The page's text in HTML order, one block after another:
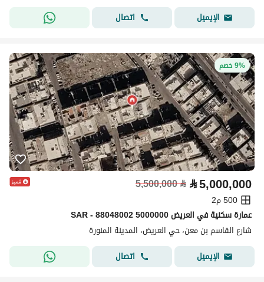
الإيميل
اتصال
9% خصم
⃁5,000,000
⃁
5,500,000
500 م2
عمارة سكنية في العريض 5000000 SAR - 88048002
شارع القاسم بن معن، حي العريض، المدينة المنورة
الإيميل
اتصال